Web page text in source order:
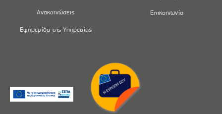
Ανακοινώσεις
Εφημερίδα της Υπηρεσίας
Επικοινωνία